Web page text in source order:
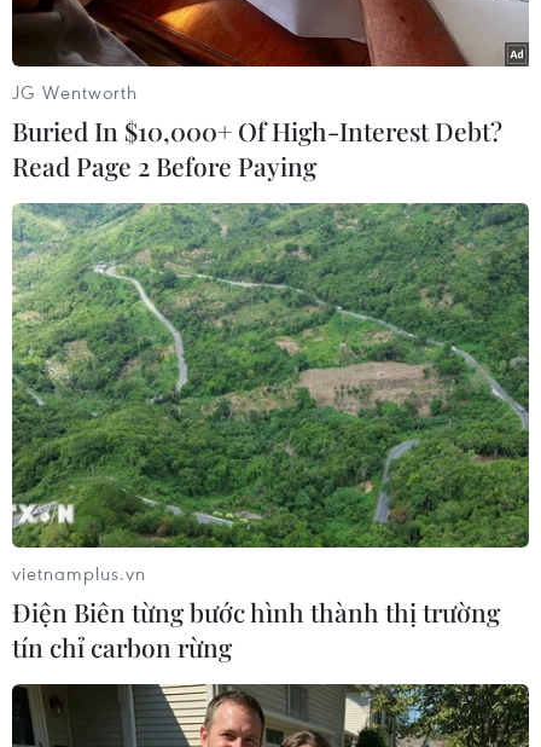
#Dịch COVID-19 #Đen Vâu
#Trốn tìm
#Thông điệp 5K
#Khai báo y tế
Đà Nẵng: Khẩn trương tìm
Nghệ An: Sạt lở nghiêm
JG Wentworth
Buried In $10,000+ Of High-Interest Debt?
Read Page 2 Before Paying
vietnamplus.vn
Điện Biên từng bước hình thành thị trường
tín chỉ carbon rừng